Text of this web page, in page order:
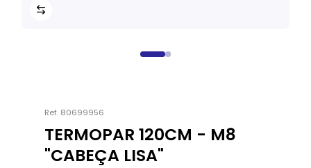
Ref. 80699956
TERMOPAR 120CM - M8
"CABEÇA LISA"